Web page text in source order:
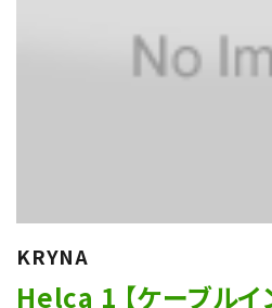
KRYNA
Helca 1 【ケーブルイ